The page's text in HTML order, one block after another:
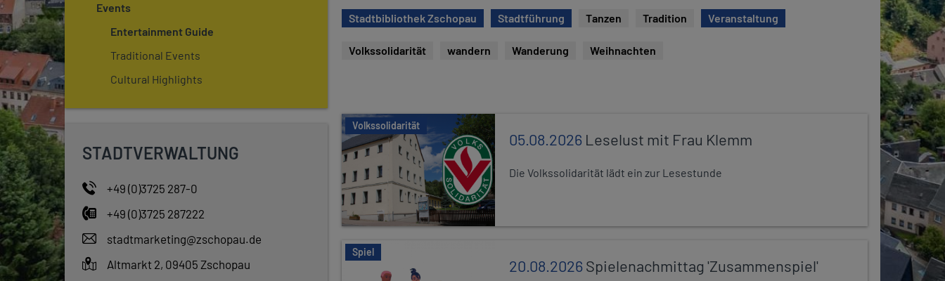
Events
Entertainment Guide
Traditional Events
Cultural Highlights
STADTVERWALTUNG
+49 (0)3725 287-0
+49 (0)3725 287222
stadtmarketing@zschopau.de
Altmarkt 2, 09405 Zschopau
Stadtbibliothek Zschopau Stadtführung Tanzen Tradition Veranstaltung
Volkssolidarität wandern Wanderung Weihnachten
Volkssolidarität
05.08.2026 Leselust mit Frau Klemm
Die Volkssolidarität lädt ein zur Lesestunde
Spiel
20.08.2026Spielenachmittag 'Zusammenspiel'